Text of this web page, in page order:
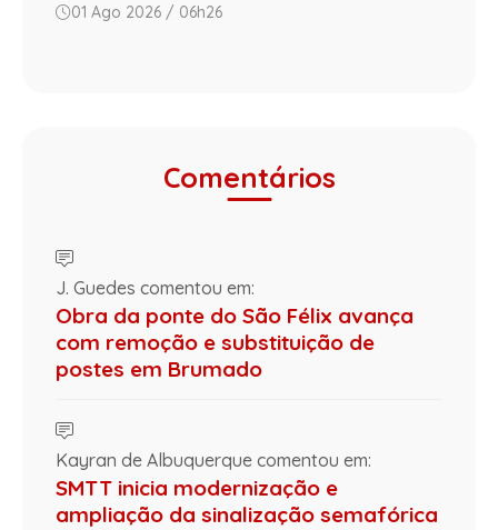
01 Ago 2026 / 06h26
Comentários
J. Guedes comentou em:
Obra da ponte do São Félix avança
com remoção e substituição de
postes em Brumado
Kayran de Albuquerque comentou em:
SMTT inicia modernização e
ampliação da sinalização semafórica